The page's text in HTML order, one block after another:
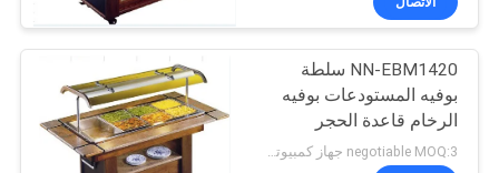
الموقع
PRIVACY
POLICY
التجاري الكهربائية
الباخرة
32
NN-EBM1420 سلطة
بوفيه المستودعات بوفيه
الرخام قاعدة الحجر
negotiable MOQ:3 جهاز كمبيوتر شخصى